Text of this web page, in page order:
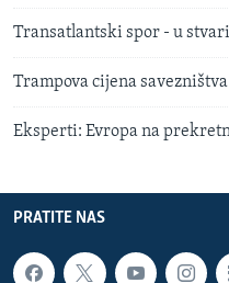
Transatlantski spor - u
Trampova cijena savezništva
Eksperti: Evropa na
PRATITE NAS